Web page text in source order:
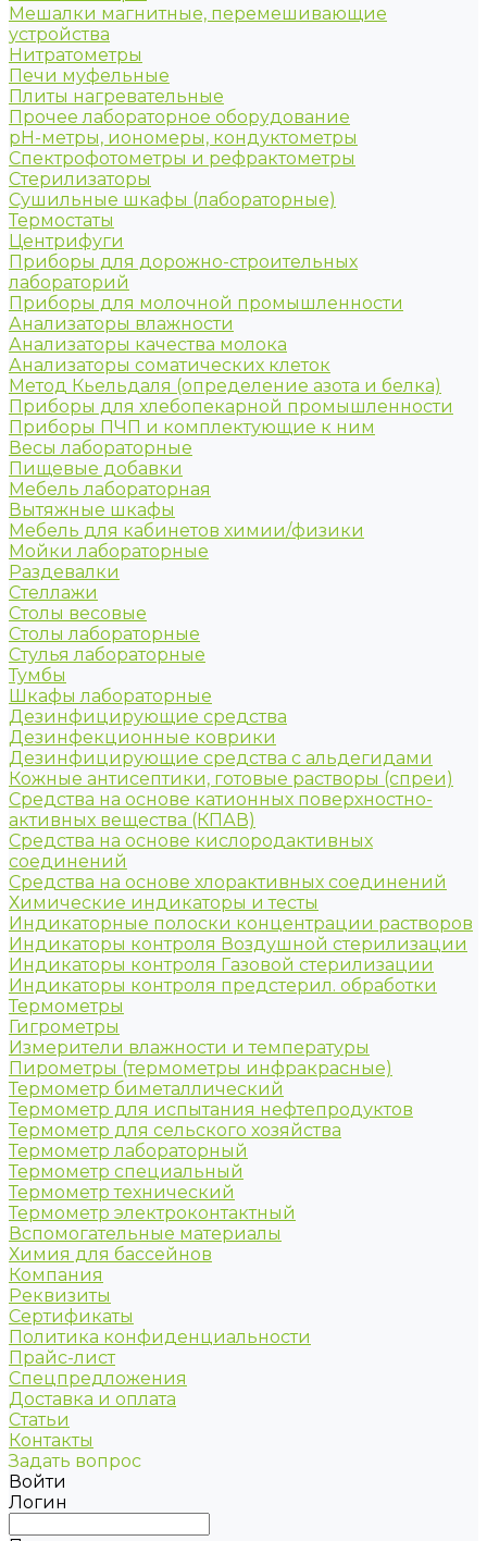
Мешалки магнитные, перемешивающие
устройства
Нитратометры
Печи муфельные
Плиты нагревательные
Прочее лабораторное оборудование
рН-метры, иономеры, кондуктометры
Спектрофотометры и рефрактометры
Стерилизаторы
Сушильные шкафы (лабораторные)
Термостаты
Центрифуги
Приборы для дорожно-строительных
лабораторий
Приборы для молочной промышленности
Анализаторы влажности
Анализаторы качества молока
Анализаторы соматических клеток
Метод Кьельдаля (определение азота и белка)
Приборы для хлебопекарной промышленности
Приборы ПЧП и комплектующие к ним
Весы лабораторные
Пищевые добавки
Мебель лабораторная
Вытяжные шкафы
Мебель для кабинетов химии/физики
Мойки лабораторные
Раздевалки
Стеллажи
Столы весовые
Столы лабораторные
Стулья лабораторные
Тумбы
Шкафы лабораторные
Дезинфицирующие средства
Дезинфекционные коврики
Дезинфицирующие средства с альдегидами
Кожные антисептики, готовые растворы (спреи)
Средства на основе катионных поверхностно-
активных вещества (КПАВ)
Средства на основе кислородактивных
соединений
Средства на основе хлорактивных соединений
Химические индикаторы и тесты
Индикаторные полоски концентрации растворов
Индикаторы контроля Воздушной стерилизации
Индикаторы контроля Газовой стерилизации
Индикаторы контроля предстерил. обработки
Термометры
Гигрометры
Измерители влажности и температуры
Пирометры (термометры инфракрасные)
Термометр биметаллический
Термометр для испытания нефтепродуктов
Термометр для сельского хозяйства
Термометр лабораторный
Термометр специальный
Термометр технический
Термометр электроконтактный
Вспомогательные материалы
Химия для бассейнов
Компания
Реквизиты
Сертификаты
Политика конфиденциальности
Прайс-лист
Спецпредложения
Доставка и оплата
Статьи
Контакты
Задать вопрос
Войти
Логин